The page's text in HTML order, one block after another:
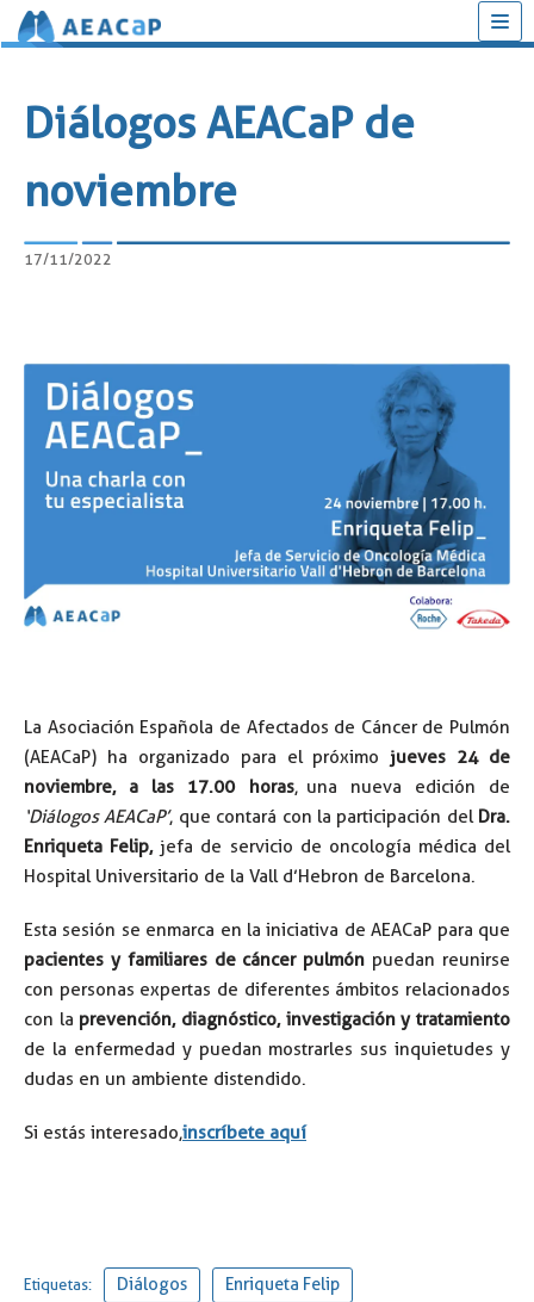
contenido
Diálogos AEACaP de
noviembre
17/11/2022
La Asociación Española de Afectados de Cáncer de Pulmón
(AEACaP) ha organizado para el próximo jueves 24 de
noviembre, a las 17.00 horas, una nueva edición de
‘Diálogos AEACaP’, que contará con la participación del Dra.
Enriqueta Felip,jefa de servicio de oncología médica del
Hospital Universitario de la Vall d’Hebron de Barcelona.
Esta sesión se enmarca en la iniciativa de AEACaP para que
pacientes y familiares de cáncer pulmón puedan reunirse
con personas expertas de diferentes ámbitos relacionados
con la prevención, diagnóstico, investigación y tratamiento
de la enfermedad y puedan mostrarles sus inquietudes y
dudas en un ambiente distendido.
Si estás interesado,inscríbete aquí
Etiquetas: Diálogos Enriqueta Felip